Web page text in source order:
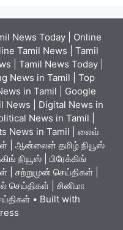
News Today | Online
Tamil News | Tamil
| Tamil News Today |
News in Tamil | Top
in Tamil | Google
News | Digital News in
News in Tamil |
News in Tamil | லைவ்
| ஆன்லைன் தமிழ் நியூஸ்
நியூஸ் | பிரேக்கிங்
சற்றுமுன் செய்திகள் |
| சினிமா
• Built with